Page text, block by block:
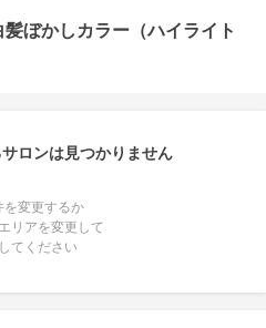
ぼかしカラー（ハイライト
ロンは見つかりません
を変更するか
リアを変更して
てください